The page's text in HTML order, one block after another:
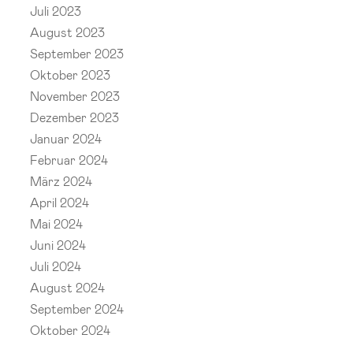
Juli 2023
August 2023
September 2023
Oktober 2023
November 2023
Dezember 2023
Januar 2024
Februar 2024
März 2024
April 2024
Mai 2024
Juni 2024
Juli 2024
August 2024
September 2024
Oktober 2024